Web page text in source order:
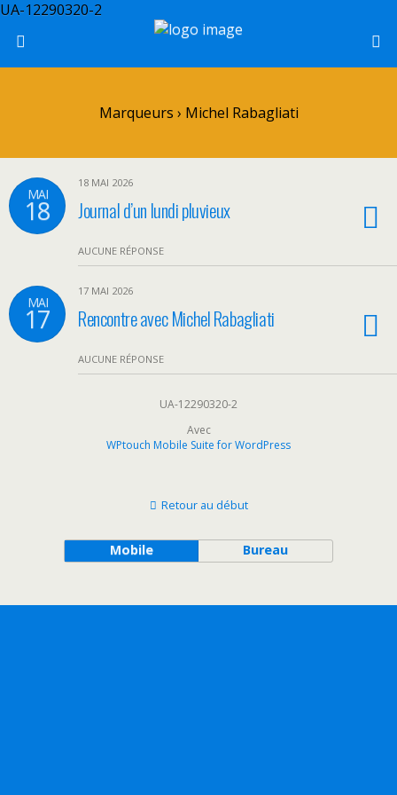
UA-12290320-2
Marqueurs › Michel Rabagliati
MAI
18
18 MAI 2026
Journal d’un lundi pluvieux
AUCUNE RÉPONSE
MAI
17
17 MAI 2026
Rencontre avec Michel Rabagliati
AUCUNE RÉPONSE
UA-12290320-2
Avec
WPtouch Mobile Suite for WordPress
Retour au début
Mobile Bureau